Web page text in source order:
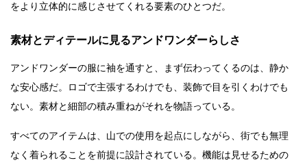
をより立体的に感じさせてくれる要素のひとつだ。
素材とディテールに見るアンドワンダーらしさ
アンドワンダーの服に袖を通すと、まず伝わってくるのは、静か
な安心感だ。ロゴで主張するわけでも、装飾で目を引くわけでも
ない。素材と細部の積み重ねがそれを物語っている。
すべてのアイテムは、山での使用を起点にしながら、街でも無理
なく着られることを前提に設計されている。機能は見せるための